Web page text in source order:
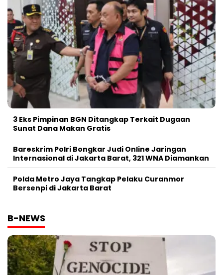
3 Eks Pimpinan BGN Ditangkap Terkait Dugaan
Sunat Dana Makan Gratis
Bareskrim Polri Bongkar Judi Online Jaringan
Internasional di Jakarta Barat, 321 WNA Diamankan
Polda Metro Jaya Tangkap Pelaku Curanmor
Bersenpi di Jakarta Barat
B-NEWS